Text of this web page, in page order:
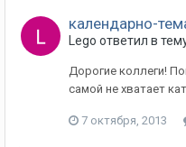
календарно-
Lego ответил в
Дорогие коллеги!
самой не хватает
7 октября, 2013